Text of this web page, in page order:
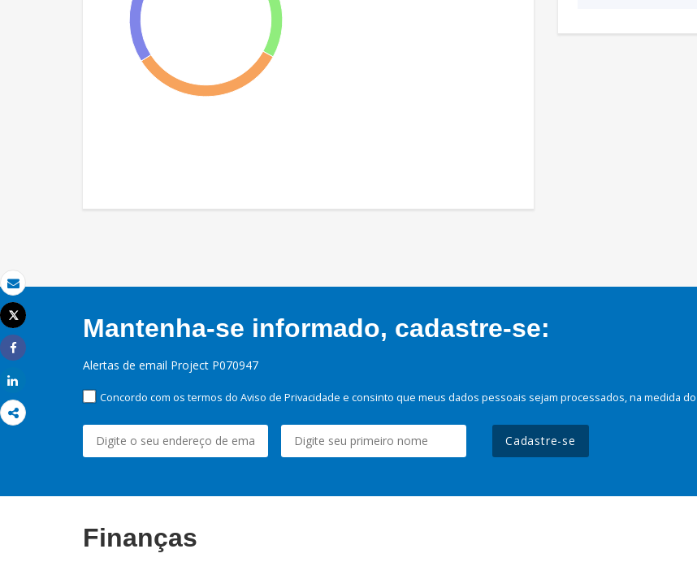
Email
Imprimir
Tweet
Share
Mantenha-se informado, cadastre-se:
Alertas de email Project P070947
Concordo com os termos do Aviso de Privacidade e consinto que meus dados pessoais sejam processados, na medida
Cadastre-se
Finanças